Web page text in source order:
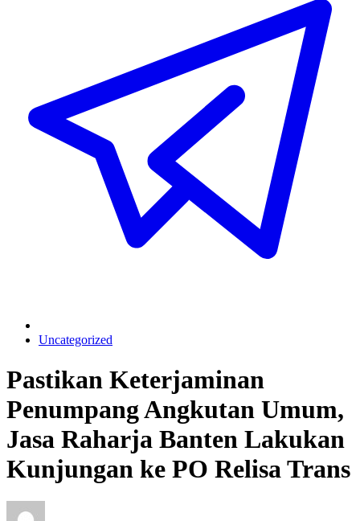
Uncategorized
Pastikan Keterjaminan
Penumpang Angkutan Umum,
Jasa Raharja Banten Lakukan
Kunjungan ke PO Relisa Trans